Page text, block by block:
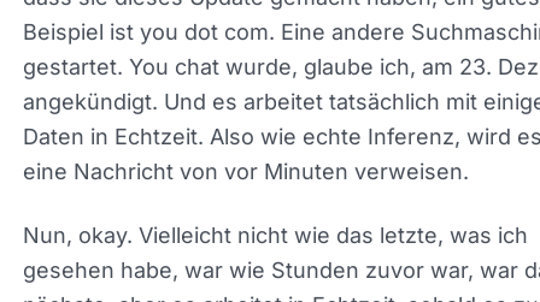
unsere Erfolgsmetriken sind. Also gibt es diese
Das ist eine andere Trainingszeit als wenn wir
Inhalt injizieren, damit du einen aktualisieren
Und ich werde es nachschlagen, während wir
verschiedene Dinge plaudern. Wann war das
Beispiel ist you dot com. Eine andere
gestartet. You chat wurde, glaube ich, am 23.